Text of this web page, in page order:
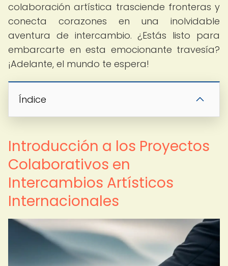
colaboración artística trasciende fronteras y
conecta corazones en una inolvidable
aventura de intercambio. ¿Estás listo para
embarcarte en esta emocionante travesía?
¡Adelante, el mundo te espera!
Índice
Introducción a los Proyectos
Colaborativos en
Intercambios Artísticos
Internacionales